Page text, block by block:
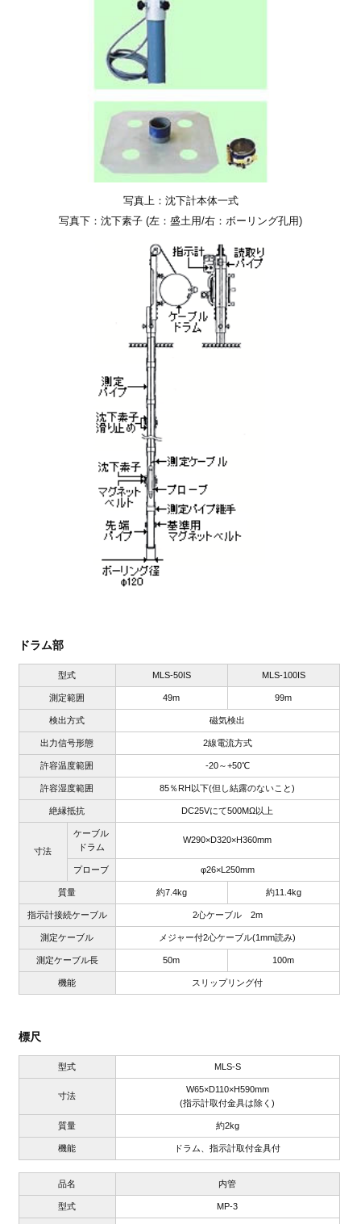
写真上：沈下計本体一式
写真下：沈下素子 (左：盛土用/右：ボーリング孔用)
ドラム部
型式 MLS-50IS MLS-100IS
測定範囲 49m 99m
検出方式 磁気検出
出力信号形態 2線電流方式
許容温度範囲 -20～+50℃
許容湿度範囲 85％RH以下(但し結露のないこと)
絶縁抵抗 DC25Vにて500MΩ以上
寸法
ケーブル
ドラム
W290×D320×H360mm
プローブ φ26×L250mm
質量 約7.4kg 約11.4kg
指示計接続ケーブル 2心ケーブル 2m
測定ケーブル メジャー付2心ケーブル(1mm読み)
測定ケーブル長 50m 100m
機能 スリップリング付
標尺
型式 MLS-S
寸法
W65×D110×H590mm
(指示計取付金具は除く)
質量 約2kg
機能 ドラム、指示計取付金具付
品名 内管
型式 MP-3